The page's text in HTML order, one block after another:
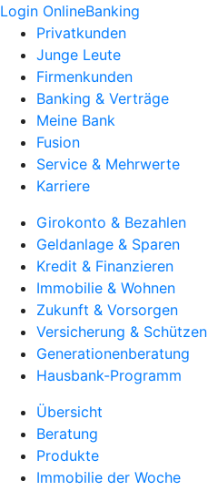
Login OnlineBanking
Privatkunden
Junge Leute
Firmenkunden
Banking & Verträge
Meine Bank
Fusion
Service & Mehrwerte
Karriere
Girokonto & Bezahlen
Geldanlage & Sparen
Kredit & Finanzieren
Immobilie & Wohnen
Zukunft & Vorsorgen
Versicherung & Schützen
Generationenberatung
Hausbank-Programm
Übersicht
Beratung
Produkte
Immobilie der Woche